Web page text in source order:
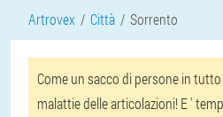
Artrovex Città Sorrento
Come un sacco di persone in
malattie delle articolazioni! E '